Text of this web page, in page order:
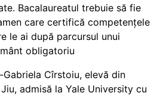
Bacalaureatul trebuie să fie
care certifică competențele
le ai după parcursul unui
obligatoriu
Gabriela Cîrstoiu, elevă din
admisă la Yale University cu